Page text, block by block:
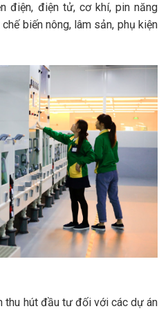
điện, điện tử, cơ khí, pin năng
biến nông, lâm sản, phụ kiện
thu hút đầu tư đối với các dự án